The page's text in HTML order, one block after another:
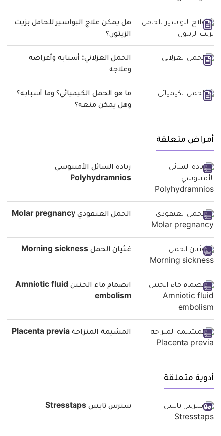
هل يمكن علاج البواسير للحامل بزيت
الزيتون؟
الحمل الغزلاني: أسبابه وأعراضه
وعلاجه
ما هو الحمل الكيميائي؟ وما أسبابه؟
وهل يمكن منعه؟
أمراض متعلقة
زيادة السائل الأمينوسي
Polyhydramnios
الحمل العنقودي Molar pregnancy
غثيان الحمل Morning sickness
انصمام ماء الجنين Amniotic fluid
embolism
المشيمة المنزاحة Placenta previa
أدوية متعلقة
سترس تابس Stresstaps